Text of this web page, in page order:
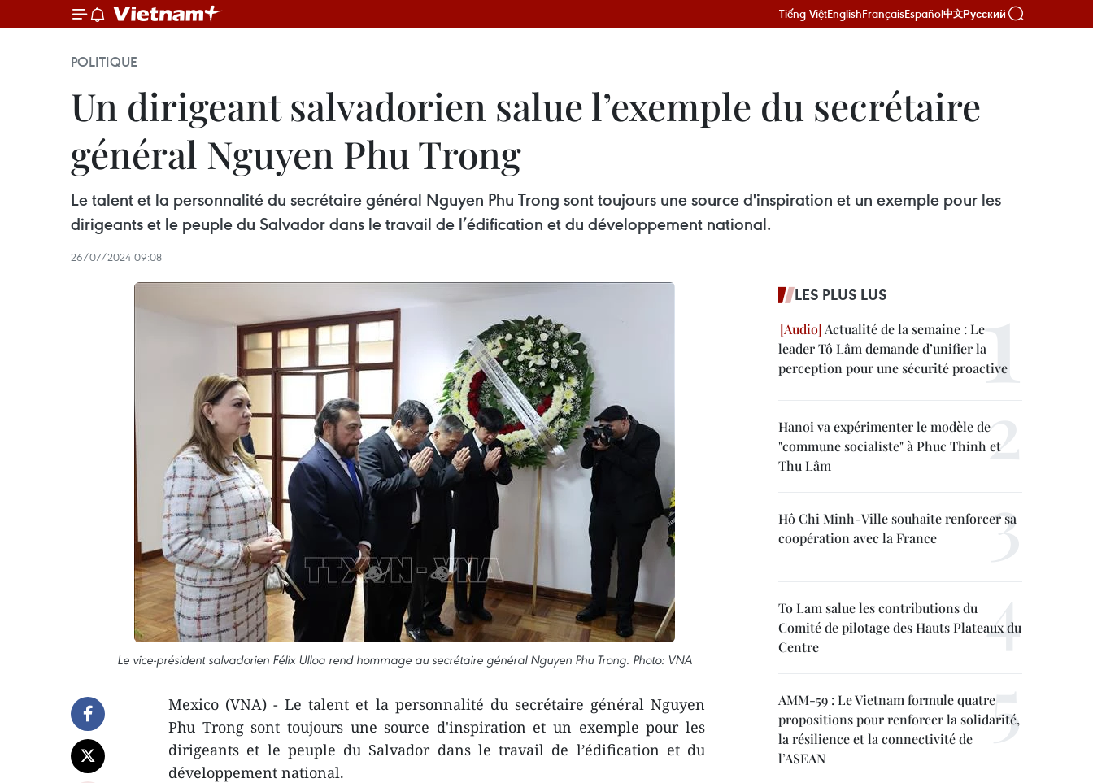
Tiếng ViệtEnglishFrançaisEspañol中文Русский
POLITIQUE
Un dirigeant salvadorien salue l’exemple du secrétaire
général Nguyen Phu Trong
Le talent et la personnalité du secrétaire général Nguyen Phu Trong sont toujours une source d'inspiration et un exemple pour les
dirigeants et le peuple du Salvador dans le travail de l’édification et du développement national.
26/07/2024 09:08
Le vice-président salvadorien Félix Ulloa rend hommage au secrétaire général Nguyen Phu Trong. Photo: VNA
Mexico (VNA) - Le talent et la personnalité du secrétaire général Nguyen
Phu Trong sont toujours une source d'inspiration et un exemple pour les
dirigeants et le peuple du Salvador dans le travail de l’édification et du
développement national.
LES PLUS LUS
Actualité de la semaine : Le
leader Tô Lâm demande d’unifier la
perception pour une sécurité proactive
Hanoi va expérimenter le modèle de
"commune socialiste" à Phuc Thinh et
Thu Lâm
Hô Chi Minh-Ville souhaite renforcer sa
coopération avec la France
To Lam salue les contributions du
Comité de pilotage des Hauts Plateaux du
Centre
AMM-59 : Le Vietnam formule quatre
propositions pour renforcer la solidarité,
la résilience et la connectivité de
l’ASEAN